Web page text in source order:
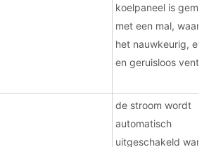
koelpaneel is
met een mal,
het nauwkeurig,
en geruisloos
de stroom wordt
automatisch
uitgeschakeld